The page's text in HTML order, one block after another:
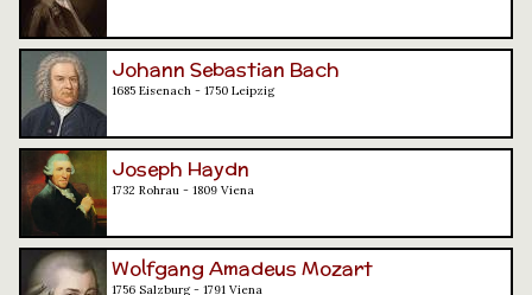
Johann Sebastian Bach
1685 Eisenach - 1750 Leipzig
Joseph Haydn
1732 Rohrau - 1809 Viena
Wolfgang Amadeus Mozart
1756 Salzburg - 1791 Viena